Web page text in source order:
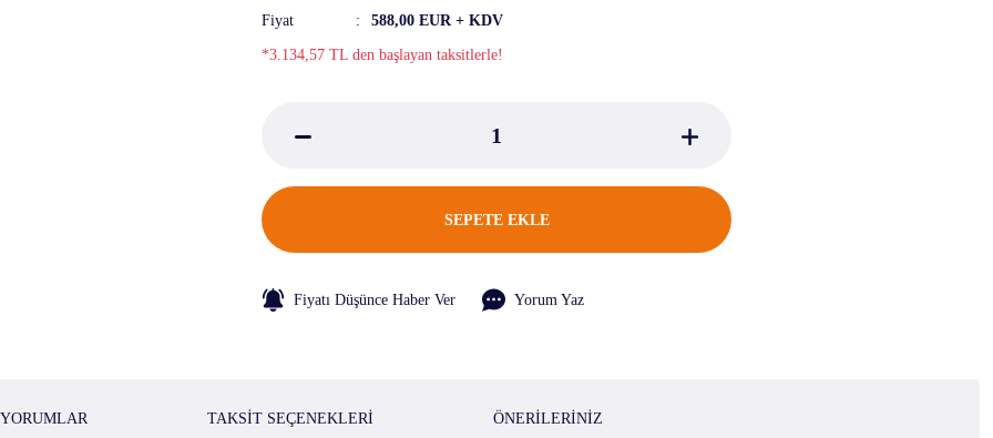
Fiyat 588,00 EUR + KDV
*3.134,57 TL den başlayan taksitlerle!
SEPETE EKLE
Fiyatı Düşünce Haber Ver Yorum Yaz
YORUMLAR TAKSIT SEÇENEKLERI ÖNERILERINIZ